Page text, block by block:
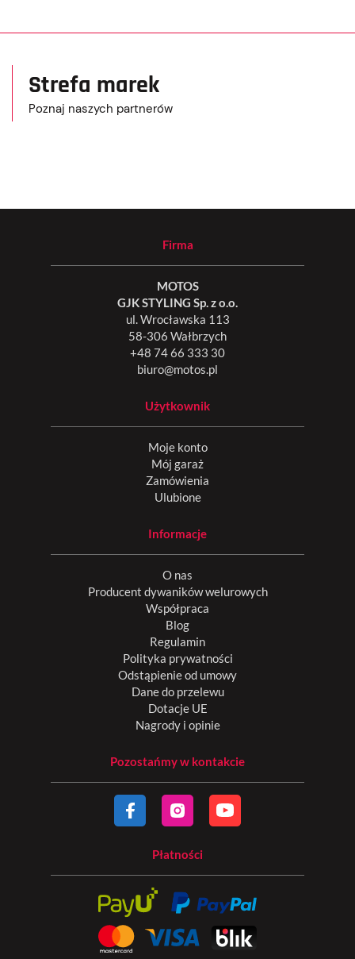
Strefa marek
Poznaj naszych partnerów
Firma
MOTOS
GJK STYLING Sp. z o.o.
ul. Wrocławska 113
58-306 Wałbrzych
+48 74 66 333 30
biuro@motos.pl
Użytkownik
Moje konto
Mój garaż
Zamówienia
Ulubione
Informacje
O nas
Producent dywaników welurowych
Współpraca
Blog
Regulamin
Polityka prywatności
Odstąpienie od umowy
Dane do przelewu
Dotacje UE
Nagrody i opinie
Pozostańmy w kontakcie
Płatności